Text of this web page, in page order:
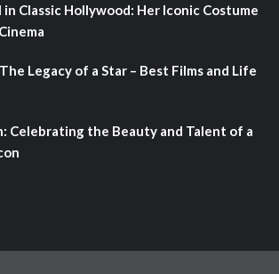
in Classic Hollywood: Her Iconic Costume
Legacy of a Star – Best Films and Life
Celebrating the Beauty and Talent of a